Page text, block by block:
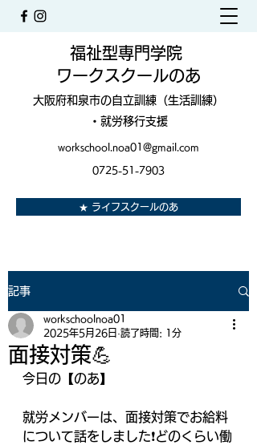
福祉型専門学院
ワークスクールのあ
大阪府和泉市の自立訓練（生活訓練）
・就労移行支援
workschool.noa01@gmail.com
0725-51-7903
★ ライフスクールのあ
記事
面接対策💪
workschoolnoa01
2025年5月26日 読了時間: 1分
今日の【のあ】
就労メンバーは、面接対策でお給料
について話をしました❗️どのくらい働